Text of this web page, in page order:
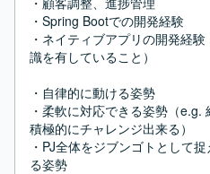
・Spring Bootでの開発経験
・ネイティブアプリの開発経
識を有していること）
・自律的に動ける姿勢
・柔軟に対応できる姿勢（
積極的にチャレンジ出来る）
・PJ全体をジブンゴトとして
る姿勢